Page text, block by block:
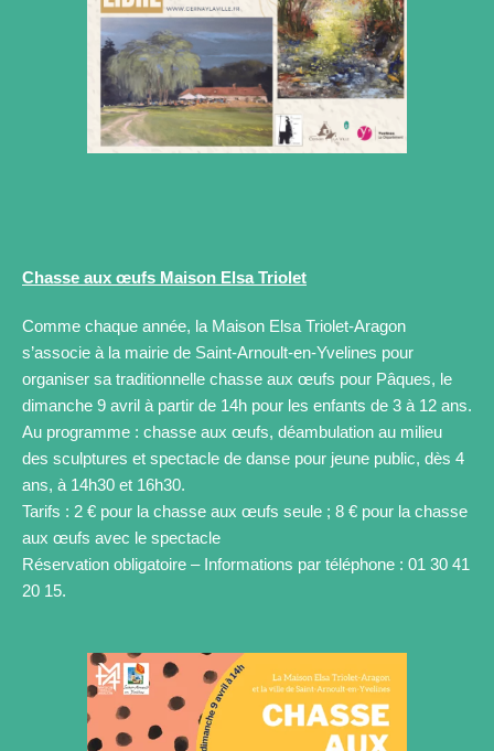
Chasse aux œufs Maison Elsa Triolet
Comme chaque année, la Maison Elsa Triolet-Aragon
s’associe à la mairie de Saint-Arnoult-en-Yvelines pour
organiser sa traditionnelle chasse aux œufs pour Pâques, le
dimanche 9 avril à partir de 14h pour les enfants de 3 à 12 ans.
Au programme : chasse aux œufs, déambulation au milieu
des sculptures et spectacle de danse pour jeune public, dès 4
ans, à 14h30 et 16h30.
Tarifs : 2 € pour la chasse aux œufs seule ; 8 € pour la chasse
aux œufs avec le spectacle
Réservation obligatoire – Informations par téléphone : 01 30 41
20 15.